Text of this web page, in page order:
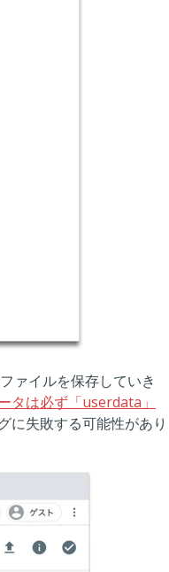
ァイルを保存していき
タは必ず「userdata」
に失敗する可能性があり